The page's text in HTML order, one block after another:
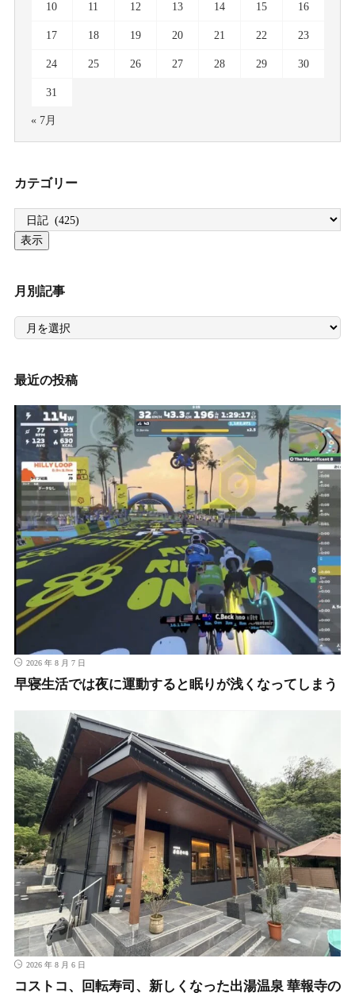
10 11 12 13 14 15 16
17 18 19 20 21 22 23
24 25 26 27 28 29 30
31
« 7月
カテゴリー
月別記事
月
記
最近の投稿
2026 年 8 月 7 日
早寝生活では夜に運動すると眠りが浅くなってしまう
2026 年 8 月 6 日
コストコ、回転寿司、新しくなった出湯温泉 華報寺の